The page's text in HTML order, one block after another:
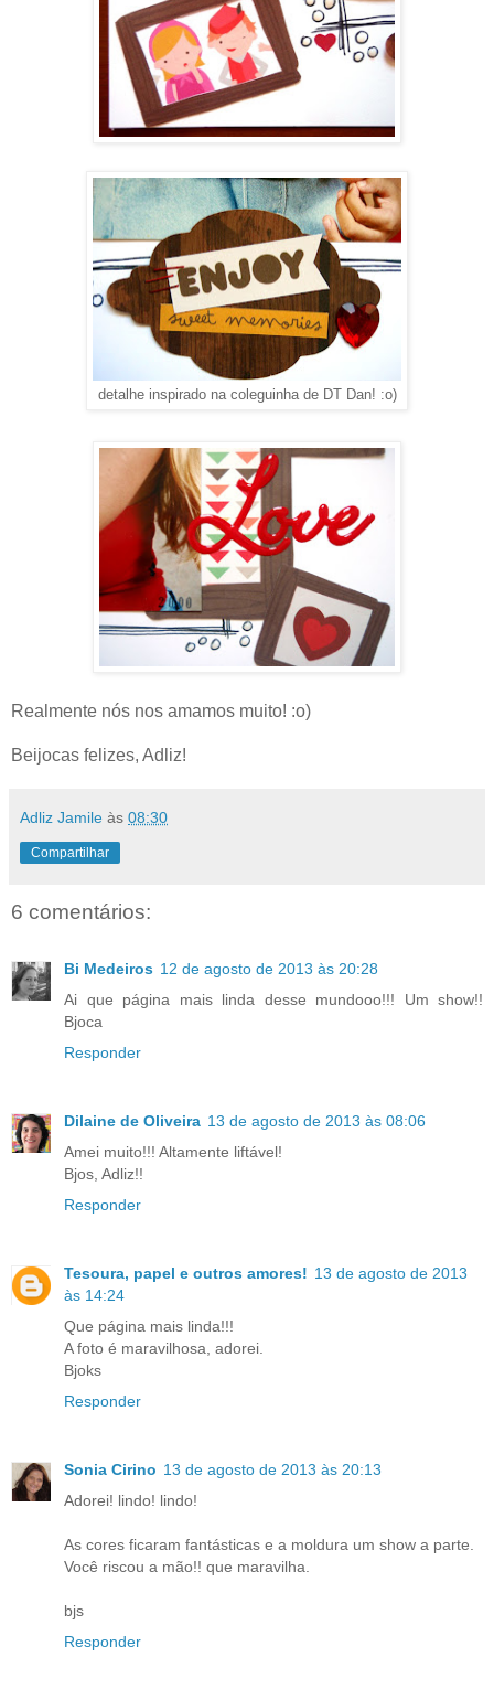
detalhe inspirado na coleguinha de DT Dan! :o)
Realmente nós nos amamos muito! :o)
Beijocas felizes, Adliz!
Adliz Jamile às 08:30
Compartilhar
6 comentários:
Bi Medeiros 12 de agosto de 2013 às 20:28
Ai que página mais linda desse mundooo!!! Um show!!
Bjoca
Responder
Dilaine de Oliveira 13 de agosto de 2013 às 08:06
Amei muito!!! Altamente liftável!
Bjos, Adliz!!
Responder
Tesoura, papel e outros amores! 13 de agosto de 2013
às 14:24
Que página mais linda!!!
A foto é maravilhosa, adorei.
Bjoks
Responder
Sonia Cirino 13 de agosto de 2013 às 20:13
Adorei! lindo! lindo!
As cores ficaram fantásticas e a moldura um show a parte.
Você riscou a mão!! que maravilha.
bjs
Responder